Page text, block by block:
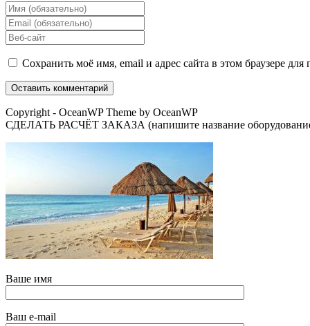
Введите
свое
имя
или
имя
пользователя,
чтобы
прокомментировать
Введите
свой
email-
адрес,
чтобы
прокомментировать
Введите
URL
вашего
сайта
(необязательно)
Сохранить моё имя, email и адрес сайта в этом браузере
Copyright - OceanWP Theme by OceanWP
СДЕЛАТЬ РАСЧЁТ ЗАКАЗА (напишите название оборудование
Ваше имя
Ваш e-mail